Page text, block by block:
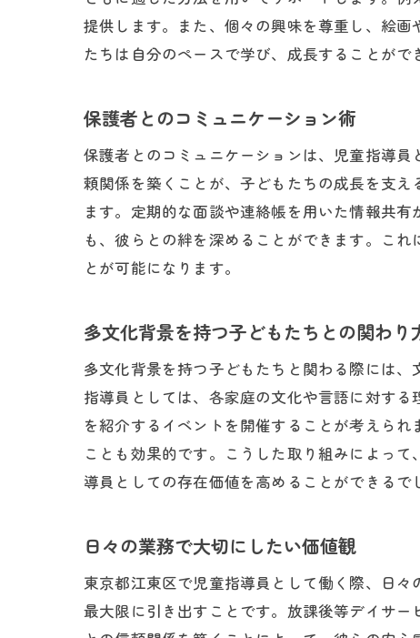
提供します。また、個々の興味を尊重し、絵
たちは自分のペースで学び、成長することが
保護者とのコミュニケーション術
保護者とのコミュニケーションは、児童指導
頼関係を築くことが、子どもたちの成長を支
ます。定期的な面談や連絡帳を用いた情報共
も、彼らとの絆を深めることができます。こ
とが可能になります。
多文化背景を持つ子どもたちとの関わり
多文化背景を持つ子どもたちと関わる際には
指導員としては、各家庭の文化や言語に対す
を紹介するイベントを開催することが考えら
ことも効果的です。こうした取り組みによっ
導員としての存在価値を高めることができるで
日々の業務で大切にしたい価値観
東京都江東区で児童指導員として働く際、日
最大限に引き出すことです。放課後等デイサ